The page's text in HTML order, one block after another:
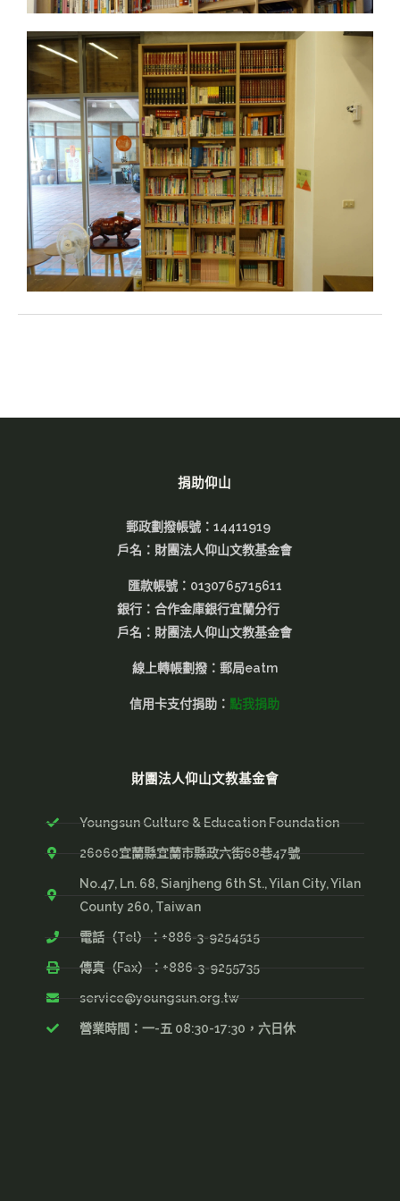
財團法人仰山文教基金會
Youngsun Culture & Education Foundation
26060宜蘭縣宜蘭市縣政六街68巷47號
No.47, Ln. 68, Sianjheng 6th St., Yilan City, Yilan
County 260, Taiwan
電話（Tel）：+886-3-9254515
傳真（Fax）：+886-3-9255735
service@youngsun.org.tw
營業時間：一-五 08:30-17:30，六日休
捐助仰山
郵政劃撥帳號：14411919
戶名：財團法人仰山文教基金會
匯款帳號：0130765715611
銀行：合作金庫銀行宜蘭分行
戶名：財團法人仰山文教基金會
線上轉帳劃撥：郵局eatm
信用卡支付捐助： 點我捐助